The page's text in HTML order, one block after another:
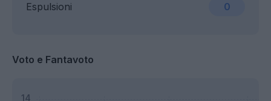
Espulsioni 0
Voto e Fantavoto